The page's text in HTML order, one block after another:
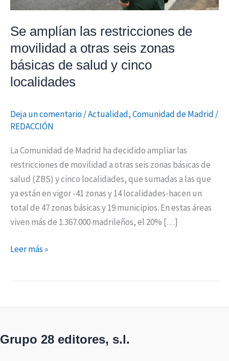
Se amplían las restricciones de
movilidad a otras seis zonas
básicas de salud y cinco
localidades
Deja un comentario/Actualidad,Comunidad de Madrid /
REDACCIÓN
La Comunidad de Madrid ha decidido ampliar las
restricciones de movilidad a otras seis zonas básicas de
salud (ZBS) y cinco localidades, que sumadas a las que
ya están en vigor -41 zonas y 14 localidades-hacen un
total de 47 zonas básicas y 19 municipios. En estas áreas
viven más de 1.367.000 madrileños, el 20% […]
seis
zonas
de
salud
localidades
Leer más »
Grupo 28 editores, s.l.